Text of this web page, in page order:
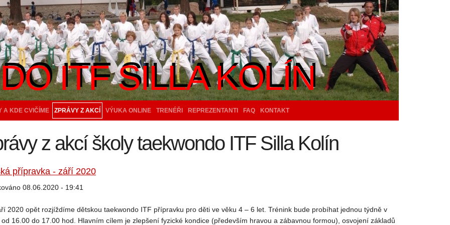
A KDE CVIČÍME ZPRÁVY Z AKCÍ VÝUKA ONLINE TRENÉŘI REPREZENTANTI FAQ KONTAKT
ITF SILLA KOLÍN
ITF SILLA KOLÍN
z akcí školy taekwondo ITF Silla Kolín
přípravka - září 2020
08.06.2020 - 19:41
2020 opět rozjíždíme dětskou taekwondo ITF přípravku pro děti ve věku 4 – 6 let. Trénink bude probíhat jednou týdně v
od 16.00 do 17.00 hod. Hlavním cílem je zlepšení fyzické kondice (především hravou a zábavnou formou), osvojení základů